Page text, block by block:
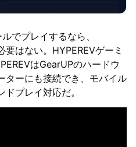
でプレイするなら、
はない。HYPEREVゲーミ
はGearUPのハードウ
ターにも接続でき、モバイル
プレイ対応だ。